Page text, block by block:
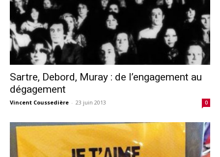
Sartre, Debord, Muray : de l’engagement au
dégagement
Vincent Coussedière - 23 juin 2013 0